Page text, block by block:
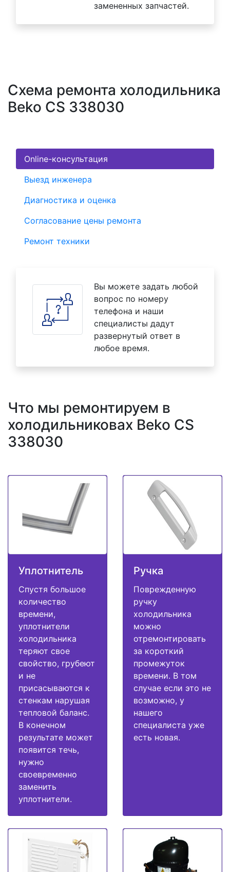
замененных запчастей.
Схема ремонта холодильника
Beko CS 338030
Online-консультация
Выезд инженера
Диагностика и оценка
Согласование цены ремонта
Ремонт техники
Вы можете задать любой
вопрос по номеру
телефона и наши
специалисты дадут
развернутый ответ в
любое время.
Что мы ремонтируем в
холодильниковах Beko CS
338030
Уплотнитель
Спустя большое
количество
времени,
уплотнители
холодильника
теряют свое
свойство, грубеют
и не
присасываются к
стенкам нарушая
тепловой баланс.
В конечном
результате может
появится течь,
нужно
своевременно
заменить
уплотнители.
Ручка
Поврежденную
ручку
холодильника
можно
отремонтировать
за короткий
промежуток
времени. В том
случае если это не
возможно, у
нашего
специалиста уже
есть новая.